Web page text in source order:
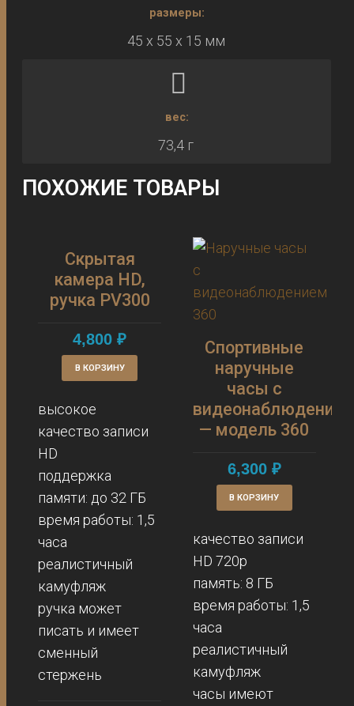
размеры:
45 х 55 х 15 мм
вес:
73,4 г
ПОХОЖИЕ ТОВАРЫ
Скрытая
камера HD,
ручка PV300
4,800₽
В КОРЗИНУ
высокое
качество записи
HD
поддержка
памяти: до 32 ГБ
время работы: 1,5
часа
реалистичный
камуфляж
ручка может
писать и имеет
сменный
стержень
Спортивные
наручные
часы с
— модель 360
6,300 ₽
В КОРЗИНУ
качество записи
HD 720p
память: 8 ГБ
время работы: 1,5
часа
реалистичный
камуфляж
часы имеют